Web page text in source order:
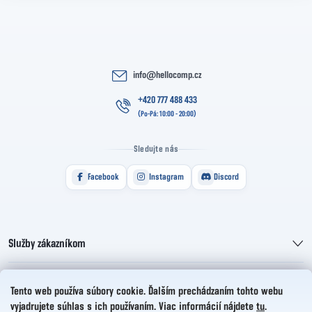
Tento web používa súbory cookie. Ďalším prechádzaním tohto webu
vyjadrujete súhlas s ich používaním. Viac informácií nájdete tu.
info@hellocomp.cz
+420 777 488 433
Sledujte nás
Facebook Instagram Discord
Služby zákazníkom